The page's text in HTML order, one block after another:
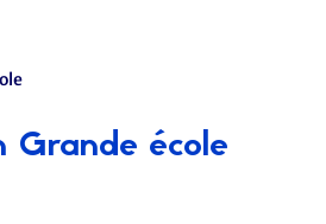
Grande école